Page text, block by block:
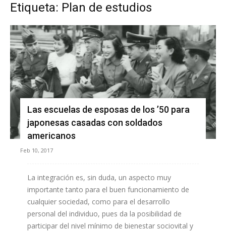
Etiqueta: Plan de estudios
Las escuelas de esposas de los ’50 para
japonesas casadas con soldados
americanos
Feb 10, 2017
La integración es, sin duda, un aspecto muy
importante tanto para el buen funcionamiento de
cualquier sociedad, como para el desarrollo
personal del individuo, pues da la posibilidad de
participar del nivel mínimo de bienestar sociovital y